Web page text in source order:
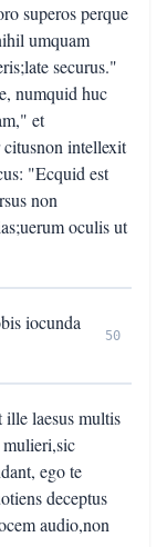
superos perque
umquam
securus."
numquid huc
et
citusnon intellexit
"Ecquid est
non
oculis ut
iocunda
50
laesus multis
mulieri,sic
ego te
deceptus
audio,non